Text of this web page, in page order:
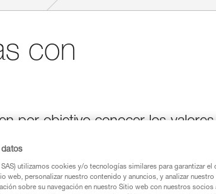
con
por objetivo conocer los valores
hemos vuelto a hacer
el modelo normativo: masas
utilizamos cookies y/o tecnologías similares para garantizar el
web, personalizar nuestro contenido y anuncios, y analizar
sobre su navegación en nuestro Sitio web con nuestros socios